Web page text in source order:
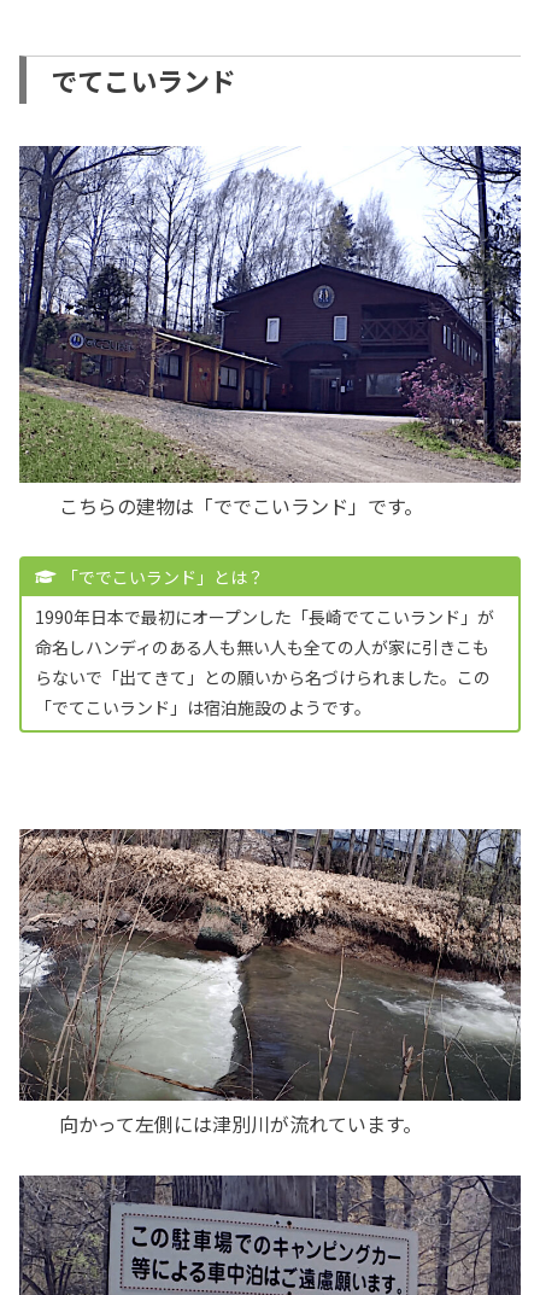
でてこいランド
こちらの建物は「ででこいランド」 です。
「ででこいランド」とは？
1990年日本で最初にオープンした「長崎でてこいランド」が
命名しハンディのある人も無い人も全ての人が家に引きこも
らないで「出てきて」との願いから名づけられました。この
「でてこいランド」は宿泊施設のようです。
向かって左側には津別川が流れています。